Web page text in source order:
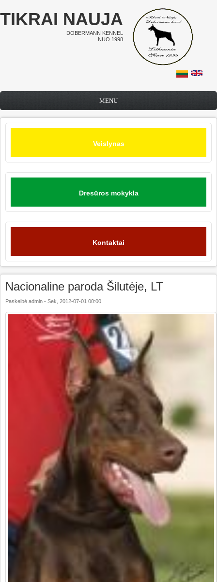
Pereiti į pagrindinį turinį
TIKRAI NAUJA
DOBERMANN KENNEL
NUO 1998
MENU
Veislynas
Dresūros mokykla
Kontaktai
Nacionaline paroda Šilutėje, LT
Paskelbė admin - Sek, 2012-07-01 00:00